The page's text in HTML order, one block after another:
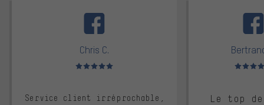
Chris C.
Note moyenne : 5 sur 5
Service client irréprochable,
Note
Le top